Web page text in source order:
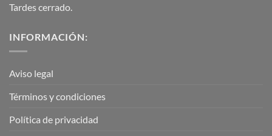
Tardes cerrado.
INFORMACIÓN:
Aviso legal
Términos y condiciones
Política de privacidad